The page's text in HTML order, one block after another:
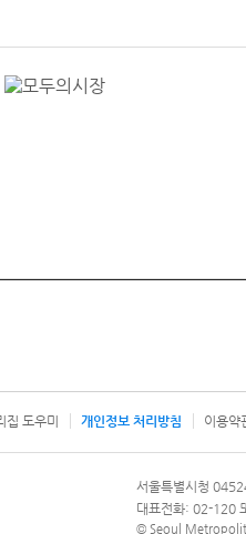
집 도우미 개인정보 처리방침 이용약
문의 전화번호 120, 120 다산
서울특별시청
대표전화: 02-120
© Seoul